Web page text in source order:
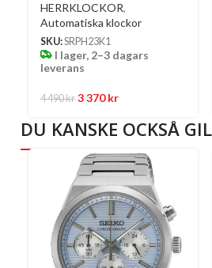
HERRKLOCKOR,
Automatiska klockor
SKU:SRPH23K1
I lager, 2–3 dagars
leverans
4 490kr 3 370kr
DU KANSKE OCKSÅ